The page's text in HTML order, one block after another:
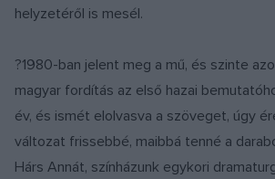
helyzetéről is mesél.
?1980-ban jelent meg a mű, és szinte
magyar fordítás az első hazai
év, és ismét elolvasva a szöveget, úgy
változat frissebbé, maibbá tenné a
Hárs Annát, színházunk egykori